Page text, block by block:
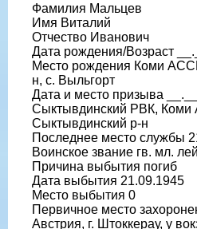
Фамилия Мальцев
Имя Виталий
Отчество Иванович
Дата рождения/Возраст
Место рождения Коми
н, с. Выльгорт
Дата и место призыва
Сыктывдинский РВК, Коми
Сыктывдинский р-н
Последнее место службы
Воинское звание гв. мл.
Причина выбытия погиб
Дата выбытия 21.09.1945
Место выбытия 0
Первичное место
Австрия, г. Штоккерау, у